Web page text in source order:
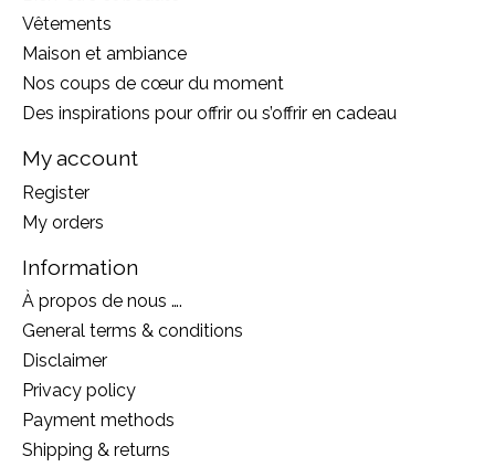
Vêtements
Maison et ambiance
Nos coups de cœur du moment
Des inspirations pour offrir ou s’offrir en cadeau
My account
Register
My orders
Information
À propos de nous ….
General terms & conditions
Disclaimer
Privacy policy
Payment methods
Shipping & returns